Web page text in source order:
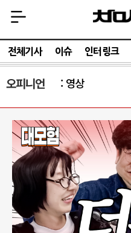
전체기사 이슈 인터링크
오피니언 영상